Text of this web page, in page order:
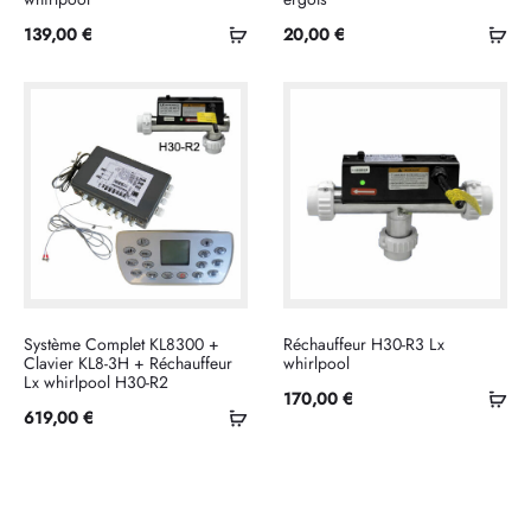
Ajouter
139,00 €
20,00 €
Ajouter
Système Complet KL8300 +
Clavier KL8-3H + Réchauffeur
Lx whirlpool H30-R2
619,00 €
Réchauffeur H30-R3 Lx
whirlpool
170,00 €